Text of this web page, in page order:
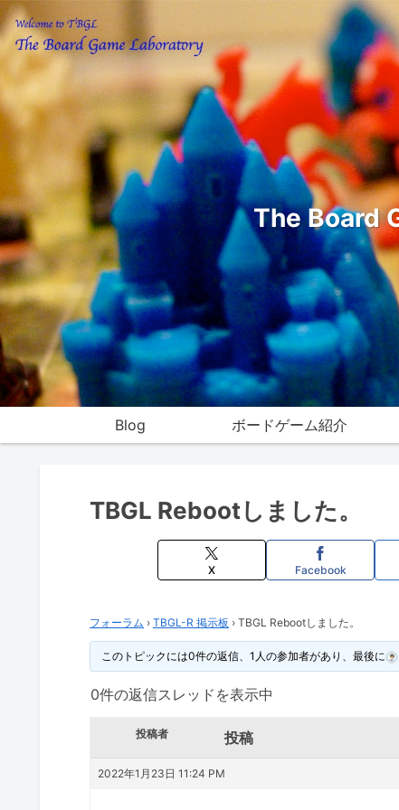
The Board
Blog ボードゲーム紹介
TBGL Rebootしました。
X Facebook
フォーラム › TBGL-R 掲示板 › TBGL Rebootしました。
このトピックには0件の返信、1人の参加者があり、最後に
0件の返信スレッドを表示中
投稿者 投稿
2022年1月23日 11:24 PM